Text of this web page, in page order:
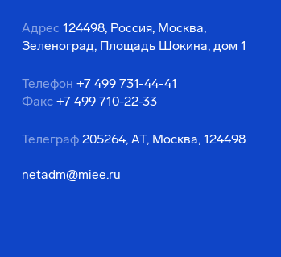
Адрес 124498, Россия, Москва,
Зеленоград, Площадь Шокина, дом 1
Телефон +7 499 731-44-41
Факс +7 499 710-22-33
Телеграф 205264, АТ, Москва, 124498
netadm@miee.ru